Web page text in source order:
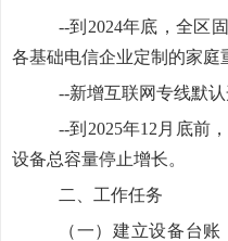
--到2024年底，全区
各基础电信企业定制的家庭
--新增互联网专线默认
--到2025年12月底前
设备总容量停止增长。
二、工作任务
（一）建立设备台账